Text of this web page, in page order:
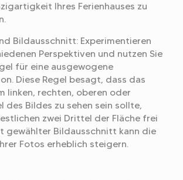
Ihres Ferienhauses zu
Bildausschnitt: Experimentieren
Perspektiven und nutzen Sie
für eine ausgewogene
Diese Regel besagt, dass das
linken, rechten, oberen oder
des Bildes zu sehen sein sollte,
zwei Drittel der Fläche frei
gewählter Bildausschnitt kann die
Fotos erheblich steigern.